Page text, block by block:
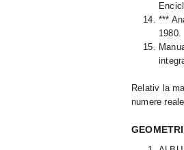
***
1980.
Relativ la
numere